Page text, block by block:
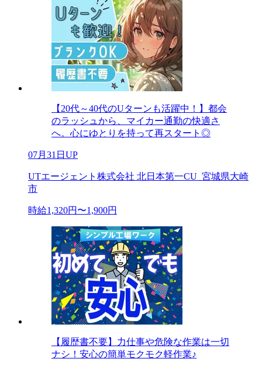
【20代～40代のUターンも活躍中！】都会
のラッシュから、マイカー通勤の快適さ
へ。心にゆとりを持って再スタート◎
07月31日UP
UTエージェント株式会社 北日本第一CU_宮城県大崎
市
時給1,320円〜1,900円
【履歴書不要】力仕事や危険な作業は一切
ナシ！安心の簡単モクモク軽作業♪